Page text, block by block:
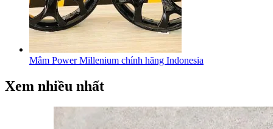
Mâm Power Millenium chính hãng Indonesia
Xem nhiều nhất